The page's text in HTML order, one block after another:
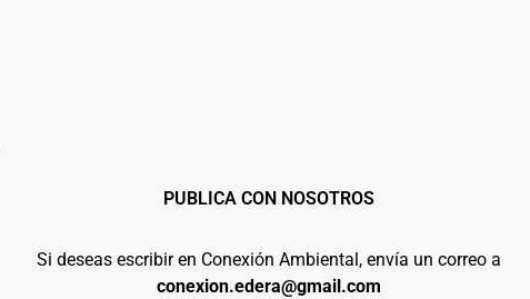
PUBLICA CON NOSOTROS
Si deseas escribir en Conexión Ambiental, envía un correo a
conexion.edera@gmail.com